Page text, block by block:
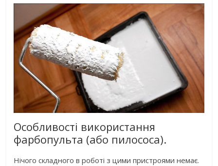
Особливості використання
фарбопульта (або пилососа).
Нічого складного в роботі з цими пристроями немає.